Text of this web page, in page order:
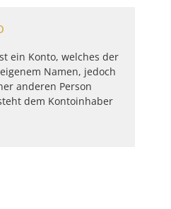
ein Konto, welches der
Namen, jedoch
anderen Person
dem Kontoinhaber